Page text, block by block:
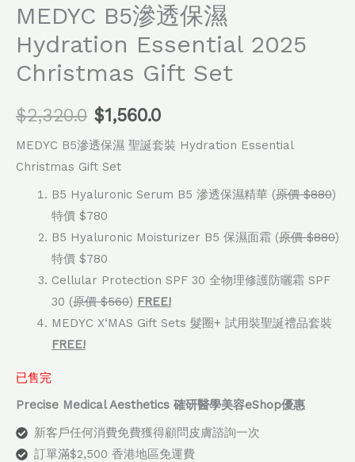
MEDYC B5滲透保濕
Hydration Essential 2025
Christmas Gift Set
$2,320.0 $1,560.0
MEDYC B5滲透保濕 聖誕套裝 Hydration Essential
Christmas Gift Set
B5 Hyaluronic Serum B5 滲透保濕精華 (原價 $880)
特價 $780
B5 Hyaluronic Moisturizer B5 保濕面霜 (原價 $880)
特價 $780
Cellular Protection SPF 30 全物理修護防曬霜 SPF
30 (原價 $560) FREE!
MEDYC X‘MAS Gift Sets 髮圈+ 試用裝聖誕禮品套裝
FREE!
已售完
Precise Medical Aesthetics 確研醫學美容eShop優惠
新客戶任何消費免費獲得顧問皮膚諮詢一次
訂單滿$2,500 香港地區免運費